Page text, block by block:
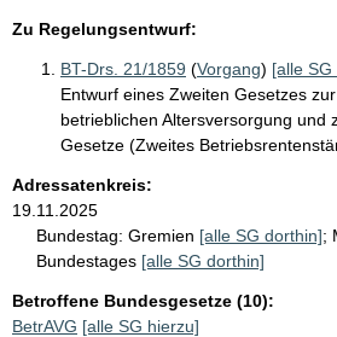
Zu Regelungsentwurf:
BT-Drs. 21/1859 (Vorgang) [alle SG
Entwurf eines Zweiten Gesetzes
betrieblichen Altersversorgung und
Gesetze (Zweites
Adressatenkreis:
19.11.2025
Bundestag: Gremien [alle SG dorthin];
Bundestages [alle SG dorthin]
Betroffene Bundesgesetze (10):
BetrAVG [alle SG hierzu]